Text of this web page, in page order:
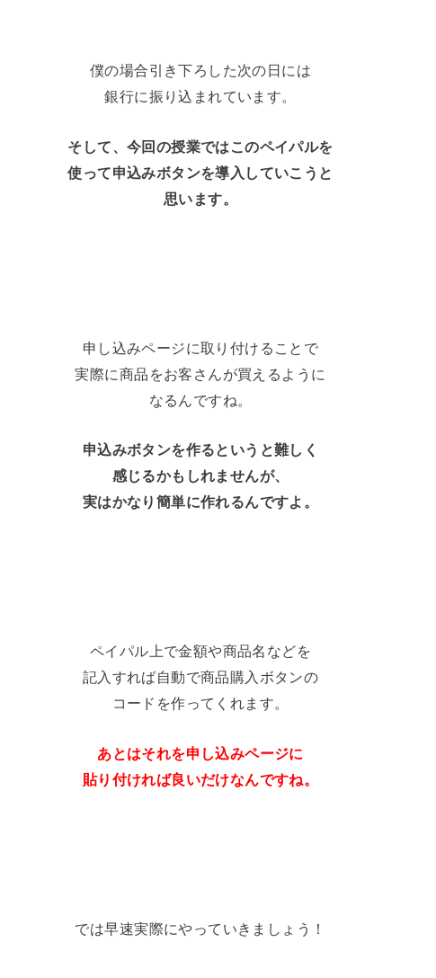
僕の場合引き下ろした次の日には
銀行に振り込まれています。
そして、今回の授業ではこのペイパルを
使って申込みボタンを導入していこうと
思います。
申し込みページに取り付けることで
実際に商品をお客さんが買えるように
なるんですね。
申込みボタンを作るというと難しく
感じるかもしれませんが、
実はかなり簡単に作れるんですよ。
ペイパル上で金額や商品名などを
記入すれば自動で商品購入ボタンの
コードを作ってくれます。
あとはそれを申し込みページに
貼り付ければ良いだけなんですね。
では早速実際にやっていきましょう！